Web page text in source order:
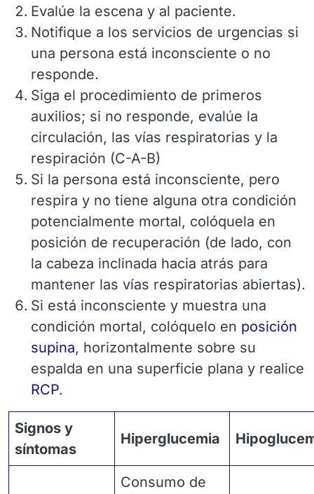
Evalúe la escena y al paciente.
Notifique a los servicios de urgencias si
una persona está inconsciente o no
responde.
Siga el procedimiento de primeros
auxilios; si no responde, evalúe la
circulación, las vías respiratorias y la
respiración (C-A-B)
Si la persona está inconsciente, pero
respira y no tiene alguna otra condición
potencialmente mortal, colóquela en
posición de recuperación (de lado, con
la cabeza inclinada hacia atrás para
mantener las vías respiratorias abiertas).
Si está inconsciente y muestra una
condición mortal, colóquelo en posición
supina, horizontalmente sobre su
espalda en una superficie plana y realice
RCP.
Signos y
síntomas
Hiperglucemia
Consumo de